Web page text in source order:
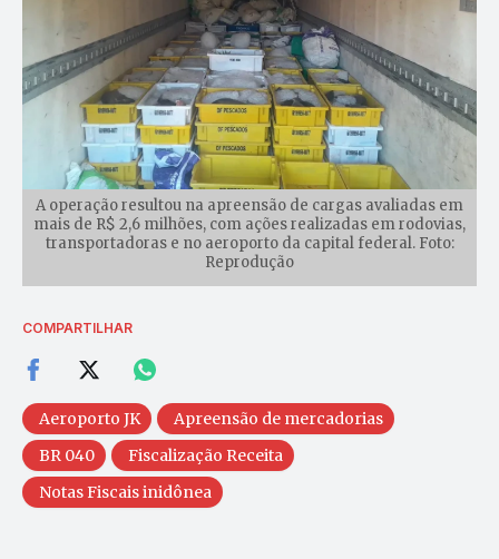
A operação resultou na apreensão de cargas avaliadas em
mais de R$ 2,6 milhões, com ações realizadas em rodovias,
transportadoras e no aeroporto da capital federal. Foto:
Reprodução
COMPARTILHAR
Aeroporto JK
Apreensão de mercadorias
BR 040
Fiscalização Receita
Notas Fiscais inidônea